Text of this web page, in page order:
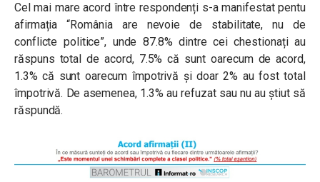
Cel mai mare acord între respondenți s-a manifestat pentu
afirmația “România are nevoie de stabilitate, nu de
conflicte politice”, unde 87.8% dintre cei chestionați au
răspuns total de acord, 7.5% că sunt oarecum de acord,
1.3% că sunt oarecum împotrivă și doar 2% au fost total
împotrivă. De asemenea, 1.3% au refuzat sau nu au știut să
răspundă.